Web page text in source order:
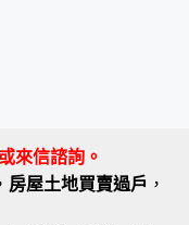
來信諮詢。
房屋土地買賣過戶 ，